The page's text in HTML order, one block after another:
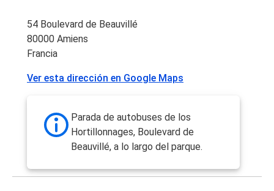
54 Boulevard de Beauvillé
80000 Amiens
Francia
Ver esta dirección en Google Maps
Parada de autobuses de los
Hortillonnages, Boulevard de
Beauvillé, a lo largo del parque.